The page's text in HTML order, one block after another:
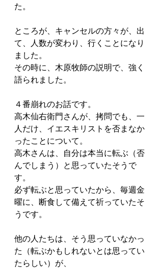
た。
ところが、キャンセルの方々が、出
て、人数が変わり、行くことになり
ました。
その時に、木原牧師の説明で、強く
語られました。
４番崩れのお話です。
高木仙右衛門さんが、拷問でも、一
人だけ、イエスキリストを否まなか
ったことについて。
高木さんは、自分は本当に転ぶ（否
んでしまう）と思っていたそうで
す。
必ず転ぶと思っていたから、毎週金
曜に、断食して備えて祈っていたそ
うです。
他の人たちは、そう思っていなかっ
た（転ぶかもしれないとは思ってい
たらしい）が、